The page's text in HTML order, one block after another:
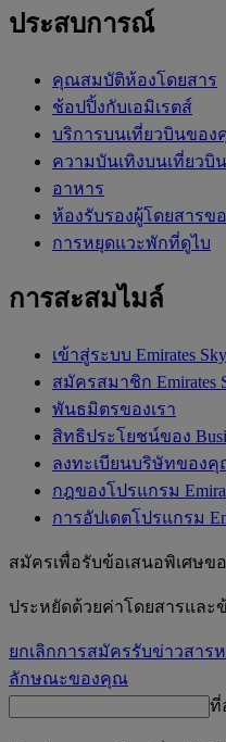
ประสบการณ์
คุณสมบัติห้องโดยสาร
ช้อปปิ้งกับเอมิเรตส์
บริการบนเที่ยวบินขอ
ความบันเทิงบนเที่ยวบิน
อาหาร
ห้องรับรองผู้โดยสารขอ
การหยุดแวะพักที่ดูไบ
การสะสมไมล์
เข้าสู่ระบบ Emirates
สมัครสมาชิก Emirates
พันธมิตรของเรา
สิทธิประโยชน์ของ
ลงทะเบียนบริษัทของ
กฎของโปรแกรม
การอัปเดตโปรแกรม
สมัครเพื่อรับข้อเสนอพิเศษขอ
ประหยัดด้วยค่าโดยสารและ
ยกเลิกการสมัครรับข่าวสาร
ลักษณะของคุณ
ที่